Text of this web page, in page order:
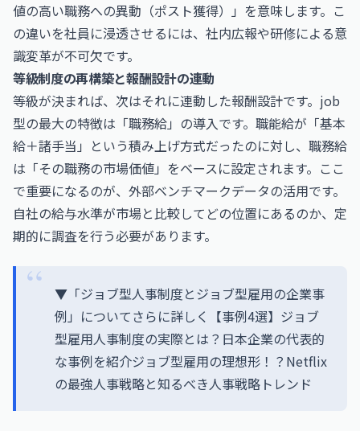
値の高い職務への異動（ポスト獲得）」を意味します。こ
の違いを社員に浸透させるには、社内広報や研修による意
識変革が不可欠です。
等級制度の再構築と報酬設計の連動
等級が決まれば、次はそれに連動した報酬設計です。job
型の最大の特徴は「職務給」の導入です。職能給が「基本
給＋諸手当」という積み上げ方式だったのに対し、職務給
は「その職務の市場価値」をベースに設定されます。ここ
で重要になるのが、外部ベンチマークデータの活用です。
自社の給与水準が市場と比較してどの位置にあるのか、定
期的に調査を行う必要があります。
▼「ジョブ型人事制度とジョブ型雇用の企業事
例」についてさらに詳しく【事例4選】ジョブ
型雇用人事制度の実際とは？日本企業の代表的
な事例を紹介ジョブ型雇用の理想形！？Netflix
の最強人事戦略と知るべき人事戦略トレンド